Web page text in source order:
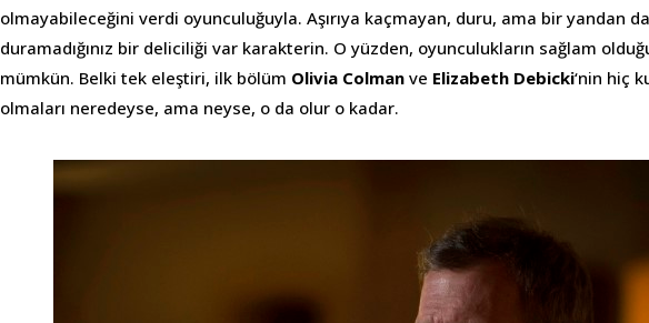
olmayabileceğini verdi oyunculuğuyla. Aşırıya kaçmayan, duru, ama bir yandan
duramadığınız bir deliciliği var karakterin. O yüzden, oyunculukların sağlam
mümkün. Belki tek eleştiri, ilk bölüm Olivia Colman ve Elizabeth Debicki‘nin hiç
olmaları neredeyse, ama neyse, o da olur o kadar.